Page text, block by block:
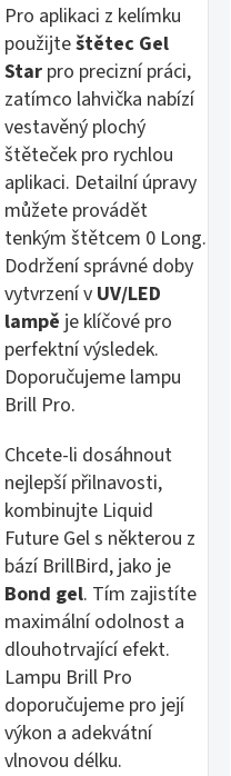
Pro aplikaci z kelímku
použijteštětec Gel
Star pro precizní práci,
zatímco lahvička nabízí
vestavěný plochý
štěteček pro rychlou
aplikaci. Detailní úpravy
můžete provádět
tenkým štětcem 0 Long.
Dodržení správné doby
vytvrzení v UV/LED
lampě je klíčové pro
perfektní výsledek.
Doporučujeme lampu
Brill Pro.
Chcete-li dosáhnout
nejlepší přilnavosti,
kombinujte Liquid
Future Gel s některou z
bází BrillBird, jako je
Bond gel. Tím zajistíte
maximální odolnost a
dlouhotrvající efekt.
Lampu Brill Pro
doporučujeme pro její
výkon a adekvátní
vlnovou délku.